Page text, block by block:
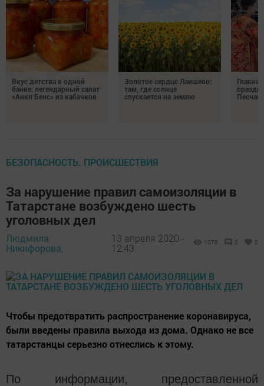
Вкус детства в одной
банке: легендарный салат
«Анкл Бенс» из кабачков
Золотое сердце Лаишево:
там, где солнце
спускается на землю
БЕЗОПАСНОСТЬ. ПРОИСШЕСТВИЯ
За нарушение правил самоизоляции в
Татарстане возбуждено шесть
уголовных дел
Людмила
Никифорова,
13 апреля 2020 -
12:43
1079 0 0
Чтобы предотвратить распространение коронавируса,
были введены правила выхода из дома. Однако не все
татарстанцы серьезно отнеслись к этому.
По информации, предоставленной